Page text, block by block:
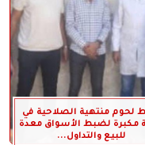
لحوم منتهية الصلاحية في
مكبرة لضبط الأسواق معدة
للبيع والتداول...